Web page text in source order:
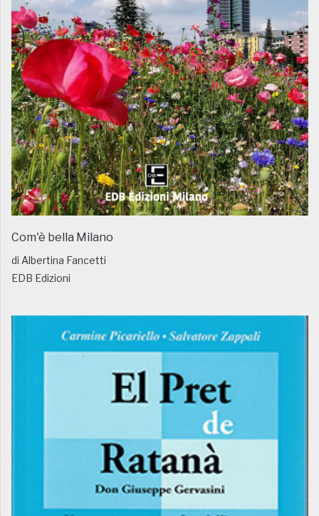
Com'è bella Milano
di Albertina Fancetti
EDB Edizioni